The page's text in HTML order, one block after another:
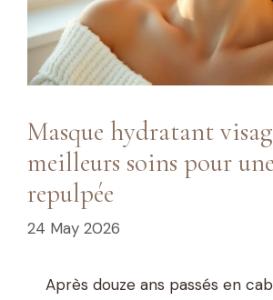
Masque hydratant
meilleurs soins pour
repulpée
24 May 2026
Après douze ans passés en